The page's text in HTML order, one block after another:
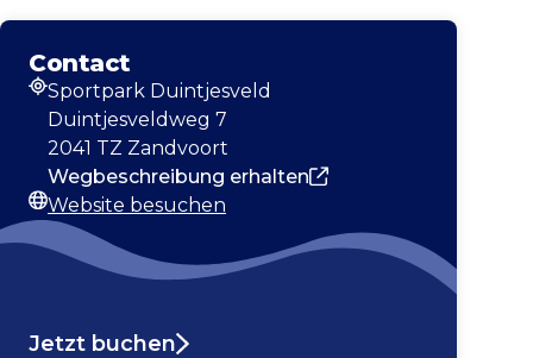
Contact
Adresse
Sportpark Duintjesveld
Duintjesveldweg 7
2041 TZ Zandvoort
Wegbeschreibung erhalten
Webseite
Website besuchen
Jetzt buchen